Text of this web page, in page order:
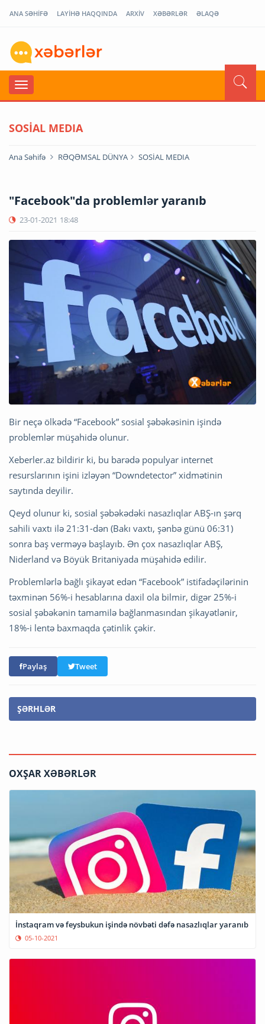
ANA SƏHİFƏ LAYİHƏ HAQQINDA ARXİV XƏBƏRLƏR ƏLAQƏ
SOSİAL MEDIA
Ana Səhifə RƏQƏMSAL DÜNYA SOSİAL MEDIA
"Facebook"da problemlər yaranıb
23-01-2021 18:48
Bir neçə ölkədə “Facebook” sosial şəbəkəsinin işində
problemlər müşahidə olunur.
Xeberler.az bildirir ki, bu barədə populyar internet
resurslarının işini izləyən “Downdetector” xidmətinin
saytında deyilir.
Qeyd olunur ki, sosial şəbəkədəki nasazlıqlar ABŞ-ın şərq
sahili vaxtı ilə 21:31-dən (Bakı vaxtı, şənbə günü 06:31)
sonra baş verməyə başlayıb. Ən çox nasazlıqlar ABŞ,
Niderland və Böyük Britaniyada müşahidə edilir.
Problemlərlə bağlı şikayət edən “Facebook” istifadəçilərinin
təxminən 56%-i hesablarına daxil ola bilmir, digər 25%-i
sosial şəbəkənin tamamilə bağlanmasından şikayətlənir,
18%-i lentə baxmaqda çətinlik çəkir.
Paylaş Tweet
ŞƏRHLƏR
OXŞAR XƏBƏRLƏR
İnstaqram və feysbukun işində növbəti dəfə nasazlıqlar yaranıb
05-10-2021